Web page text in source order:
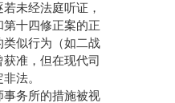
若未经法庭听证，
十四修正案的正
类似行为（如二战
准，但在现代司
法。
事务所的措施被视